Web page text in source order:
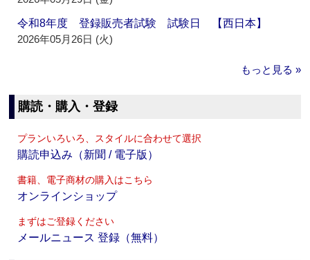
令和8年度 登録販売者試験 試験日 【西日本】
2026年05月26日 (火)
もっと見る »
購読・購入・登録
プランいろいろ、スタイルに合わせて選択
購読申込み（新聞 / 電子版）
書籍、電子商材の購入はこちら
オンラインショップ
まずはご登録ください
メールニュース 登録（無料）